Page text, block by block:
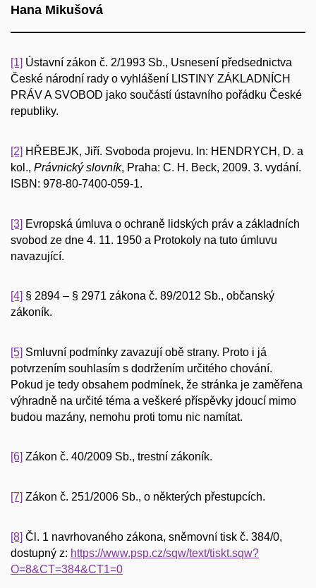
Hana Mikušová
[1] Ústavní zákon č. 2/1993 Sb., Usnesení předsednictva
České národní rady o vyhlášení LISTINY ZÁKLADNÍCH
PRÁV A SVOBOD jako součástí ústavního pořádku České
republiky.
[2] HŘEBEJK, Jiří. Svoboda projevu. In: HENDRYCH, D. a
kol., Právnický slovník, Praha: C. H. Beck, 2009. 3. vydání.
ISBN: 978-80-7400-059-1.
[3] Evropská úmluva o ochraně lidských práv a základních
svobod ze dne 4. 11. 1950 a Protokoly na tuto úmluvu
navazující.
[4] § 2894 – § 2971 zákona č. 89/2012 Sb., občanský
zákoník.
[5] Smluvní podmínky zavazují obě strany. Proto i já
potvrzením souhlasím s dodržením určitého chování.
Pokud je tedy obsahem podmínek, že stránka je zaměřena
výhradně na určité téma a veškeré příspěvky jdoucí mimo
budou mazány, nemohu proti tomu nic namítat.
[6] Zákon č. 40/2009 Sb., trestní zákoník.
[7] Zákon č. 251/2006 Sb., o některých přestupcích.
[8] Čl. 1 navrhovaného zákona, sněmovní tisk č. 384/0,
dostupný z: https://www.psp.cz/sqw/text/tiskt.sqw?
O=8&CT=384&CT1=0